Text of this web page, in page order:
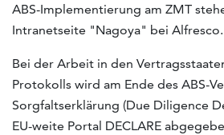
ABS-Implementierung am ZMT
Intranetseite "Nagoya" bei Alfresco.
Bei der Arbeit in den
Protokolls wird am Ende des ABS-
Sorgfaltserklärung (Due Diligence
EU-weite Portal DECLARE